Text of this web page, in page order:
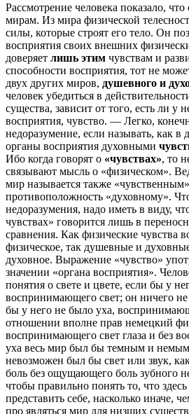
Рассмотрение человека показало,
мирам. Из мира физической
силы, которые строят его тело. Он
восприятия своих внешних
доверяет лишь этим чувствам и
способности восприятия, тот не
двух других миров, душевного и
человек убедиться в
существа, зависит от того, есть ли у
восприятия, чувство. — Легко,
недоразумение, если называть, как
органы восприятия духовными
Ибо когда говорят о «чувствах», то
связывают мысль о «физическом».
мир называется также
противоположность «духовному».
недоразумения, надо иметь в виду,
чувствах» говорится лишь в
сравнения. Как физические чувства
физическое, так душевные и
духовное. Выражение «чувство»
значении «органа восприятия».
понятия о свете и цвете, если бы у
воспринимающего свет; он ничего не
бы у него не было уха,
отношении вполне прав немецкий
воспринимающего свет глаза и без
уха весь мир был бы темным и
невозможен был бы свет или звук,
боль без ощущающего боль зубного
чтобы правильно понять то, что
представить себе, насколько иначе,
про являться мир для низших